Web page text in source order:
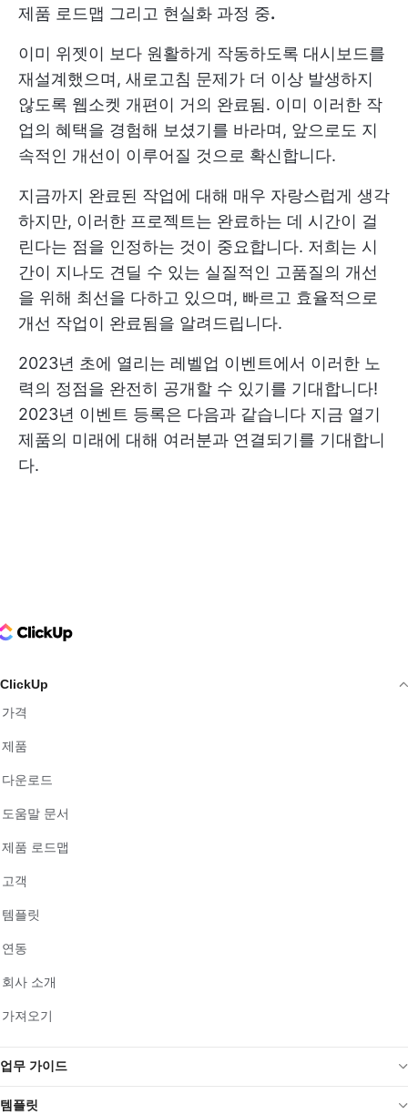
제품 로드맵 그리고 현실화 과정 중.
이미 위젯이 보다 원활하게 작동하도록 대시보드를
재설계했으며, 새로고침 문제가 더 이상 발생하지
않도록 웹소켓 개편이 거의 완료됨. 이미 이러한 작
업의 혜택을 경험해 보셨기를 바라며, 앞으로도 지
속적인 개선이 이루어질 것으로 확신합니다.
지금까지 완료된 작업에 대해 매우 자랑스럽게 생각
하지만, 이러한 프로젝트는 완료하는 데 시간이 걸
린다는 점을 인정하는 것이 중요합니다. 저희는 시
간이 지나도 견딜 수 있는 실질적인 고품질의 개선
을 위해 최선을 다하고 있으며, 빠르고 효율적으로
개선 작업이 완료됨을 알려드립니다.
2023년 초에 열리는 레벨업 이벤트에서 이러한 노
력의 정점을 완전히 공개할 수 있기를 기대합니다!
2023년 이벤트 등록은 다음과 같습니다 지금 열기
제품의 미래에 대해 여러분과 연결되기를 기대합니
다.
Logo
ClickUp
가격
제품
다운로드
도움말 문서
제품 로드맵
고객
템플릿
연동
회사 소개
가져오기
업무 가이드
템플릿